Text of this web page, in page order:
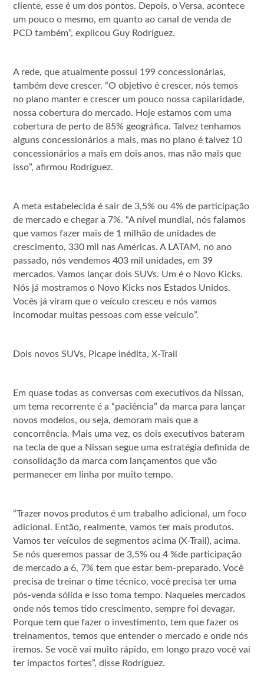
cliente, esse é um dos pontos. Depois, o Versa, acontece
um pouco o mesmo, em quanto ao canal de venda de
PCD também”, explicou Guy Rodríguez.
A rede, que atualmente possui 199 concessionárias,
também deve crescer. “O objetivo é crescer, nós temos
no plano manter e crescer um pouco nossa capilaridade,
nossa cobertura do mercado. Hoje estamos com uma
cobertura de perto de 85% geográfica. Talvez tenhamos
alguns concessionários a mais, mas no plano é talvez 10
concessionários a mais em dois anos, mas não mais que
isso”, afirmou Rodríguez.
A meta estabelecida é sair de 3,5% ou 4% de participação
de mercado e chegar a 7%. “A nível mundial, nós falamos
que vamos fazer mais de 1 milhão de unidades de
crescimento, 330 mil nas Américas. A LATAM, no ano
passado, nós vendemos 403 mil unidades, em 39
mercados. Vamos lançar dois SUVs. Um é o Novo Kicks.
Nós já mostramos o Novo Kicks nos Estados Unidos.
Vocês já viram que o veículo cresceu e nós vamos
incomodar muitas pessoas com esse veículo”.
Dois novos SUVs, Picape inédita, X-Trail
Em quase todas as conversas com executivos da Nissan,
um tema recorrente é a “paciência” da marca para lançar
novos modelos, ou seja, demoram mais que a
concorrência. Mais uma vez, os dois executivos bateram
na tecla de que a Nissan segue uma estratégia definida de
consolidação da marca com lançamentos que vão
permanecer em linha por muito tempo.
“Trazer novos produtos é um trabalho adicional, um foco
adicional. Então, realmente, vamos ter mais produtos.
Vamos ter veículos de segmentos acima (X-Trail), acima.
Se nós queremos passar de 3,5% ou 4 %de participação
de mercado a 6, 7% tem que estar bem-preparado. Você
precisa de treinar o time técnico, você precisa ter uma
pós-venda sólida e isso toma tempo. Naqueles mercados
onde nós temos tido crescimento, sempre foi devagar.
Porque tem que fazer o investimento, tem que fazer os
treinamentos, temos que entender o mercado e onde nós
iremos. Se você vai muito rápido, em longo prazo você vai
ter impactos fortes”, disse Rodríguez.